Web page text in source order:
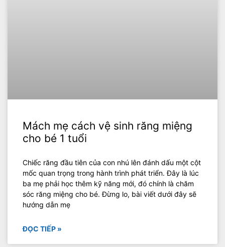
Mách mẹ cách vệ sinh răng miệng
cho bé 1 tuổi
Chiếc răng đầu tiên của con nhú lên đánh dấu một cột
mốc quan trọng trong hành trình phát triển. Đây là lúc
ba mẹ phải học thêm kỹ năng mới, đó chính là chăm
sóc răng miệng cho bé. Đừng lo, bài viết dưới đây sẽ
hướng dẫn mẹ
ĐỌC TIẾP »